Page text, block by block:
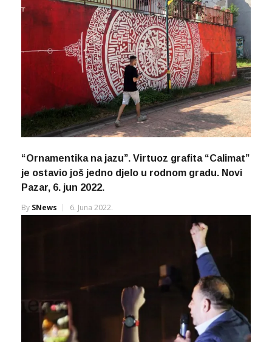
“Ornamentika na jazu”. Virtuoz grafita “Calimat”
je ostavio još jedno djelo u rodnom gradu. Novi
Pazar, 6. jun 2022.
By SNews 6. Juna 2022.